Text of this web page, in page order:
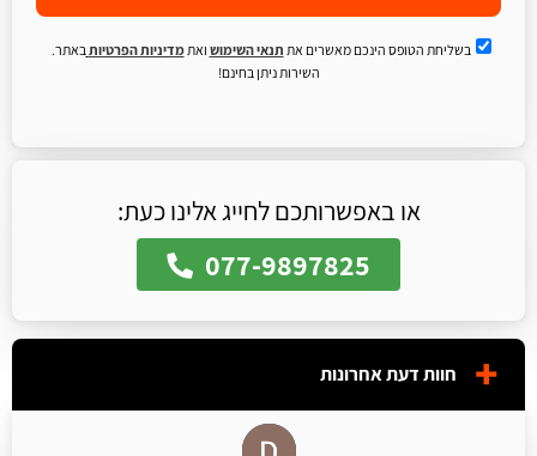
בשליחת הטופס הינכם מאשרים את תנאי השימוש ואתמדיניות הפרטיות באתר.
השירות ניתן בחינם!
או באפשרותכם לחייג אלינו כעת:
077-9897825
חוות דעת אחרונות